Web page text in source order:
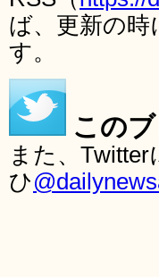
ば、更新の
す。
この
また、
ひ